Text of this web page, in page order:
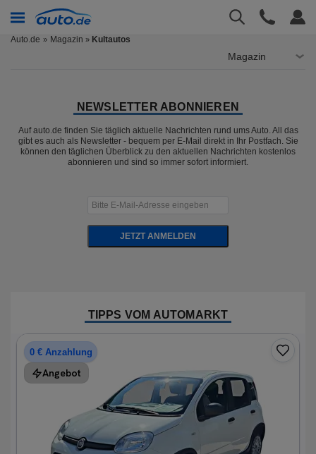
Auto.de Magazin » Kultautos
Magazin
NEWSLETTER ABONNIEREN
Auf auto.de finden Sie täglich aktuelle Nachrichten rund ums Auto. All das
gibt es auch als Newsletter - bequem per E-Mail direkt in Ihr Postfach. Sie
können den täglichen Überblick zu den aktuellen Nachrichten kostenlos
abonnieren und sind so immer sofort informiert.
JETZT ANMELDEN
TIPPS VOM AUTOMARKT
0 € Anzahlung
Angebot